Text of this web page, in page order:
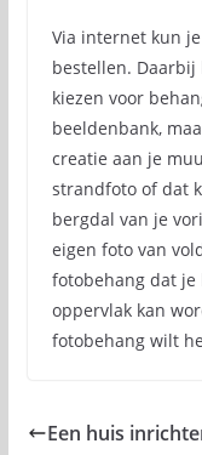
Via internet kun
bestellen. Daarbij
kiezen voor
beeldenbank,
creatie aan je
strandfoto of dat
bergdal van je
eigen foto van
fotobehang dat je
oppervlak kan
fotobehang wilt
Een huis